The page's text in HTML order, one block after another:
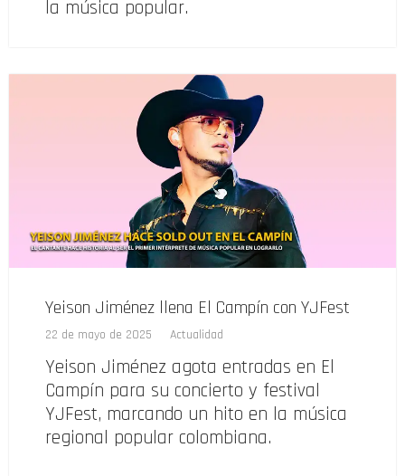
la música popular.
Yeison Jiménez llena El Campín con YJFest
22 de mayo de 2025 Actualidad
Yeison Jiménez agota entradas en El
Campín para su concierto y festival
YJFest, marcando un hito en la música
regional popular colombiana.